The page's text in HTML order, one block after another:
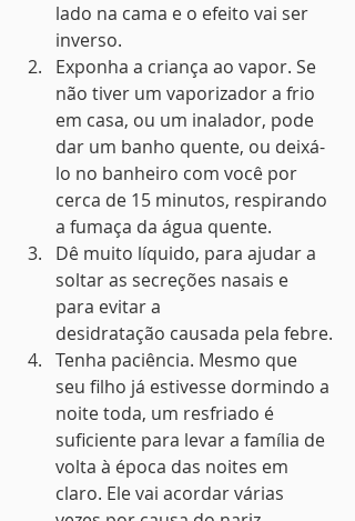
lado na cama e o efeito vai ser
inverso.
Exponha a criança ao vapor. Se
não tiver um vaporizador a frio
em casa, ou um inalador, pode
dar um banho quente, ou deixá-
lo no banheiro com você por
cerca de 15 minutos, respirando
a fumaça da água quente.
Dê muito líquido, para ajudar a
soltar as secreções nasais e
para evitar a
desidratação causada pela febre.
Tenha paciência. Mesmo que
seu filho já estivesse dormindo a
noite toda, um resfriado é
suficiente para levar a família de
volta à época das noites em
claro. Ele vai acordar várias